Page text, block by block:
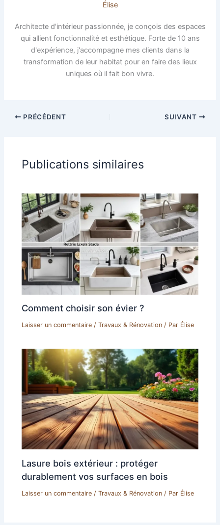
Élise
Architecte d'intérieur passionnée, je conçois des espaces
qui allient fonctionnalité et esthétique. Forte de 10 ans
d'expérience, j'accompagne mes clients dans la
transformation de leur habitat pour en faire des lieux
uniques où il fait bon vivre.
PRÉCÉDENT SUIVANT
Publications similaires
Comment choisir son évier ?
Laisser un commentaire /Travaux & Rénovation / Par Élise
Lasure bois extérieur : protéger
durablement vos surfaces en bois
Laisser un commentaire /Travaux & Rénovation / Par Élise